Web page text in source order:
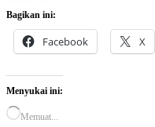
Bagikan ini:
Facebook X
Menyukai ini:
Memuat...